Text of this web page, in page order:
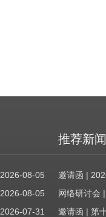
2026-08-05
2026-08-05
2026-07-31
推荐新闻